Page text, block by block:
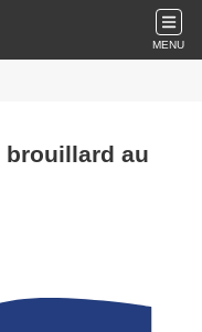
MENU
brouillard au